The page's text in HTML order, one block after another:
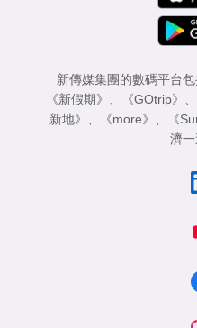
新傳媒集團的數碼平台
《新假期》 、 《GOtrip》 、
新地》 、 《more》 、 《
濟一